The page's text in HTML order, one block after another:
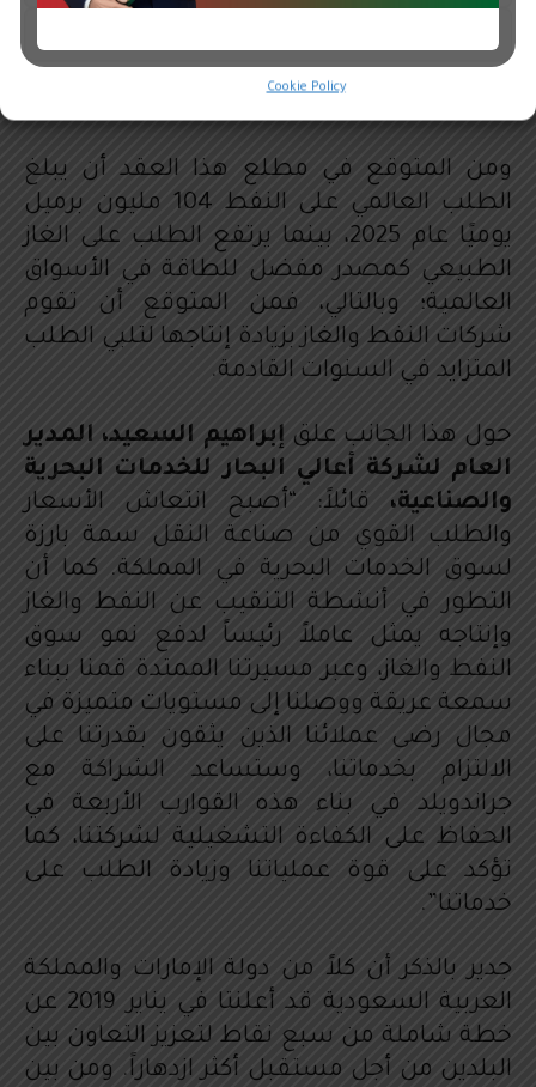
Cookie Policy
تعاوناً يستلهم من روح الشراكة بين كل من
الإمارات والسعودية”.
ومن المتوقع في مطلع هذا العقد أن يبلغ
الطلب العالمي على النفط 104 مليون برميل
يوميًا عام 2025، بينما يرتفع الطلب على الغاز
الطبيعي كمصدر مفضل للطاقة في الأسواق
العالمية؛ وبالتالي، فمن المتوقع أن تقوم
شركات النفط والغاز بزيادة إنتاجها لتلبي الطلب
المتزايد في السنوات القادمة.
حول هذا الجانب علق إبراهيم السعيد، المدير
العام لشركة أعالي البحار للخدمات البحرية
والصناعية، قائلاً: “أصبح انتعاش الأسعار
والطلب القوي من صناعة النقل سمة بارزة
لسوق الخدمات البحرية في المملكة. كما أن
التطور في أنشطة التنقيب عن النفط والغاز
وإنتاجه يمثل عاملاً رئيساً لدفع نمو سوق
النفط والغاز، وعبر مسيرتنا الممتدة قمنا ببناء
سمعة عريقة ووصلنا إلى مستويات متميزة في
مجال رضى عملائنا الذين يثقون بقدرتنا على
الالتزام بخدماتنا، وستساعد الشراكة مع
جراندويلد في بناء هذه القوارب الأربعة في
الحفاظ على الكفاءة التشغيلية لشركتنا، كما
تؤكد على قوة عملياتنا وزيادة الطلب على
خدماتنا”.
جدير بالذكر أن كلاً من دولة الإمارات والمملكة
العربية السعودية قد أعلنتا في يناير 2019 عن
خطة شاملة من سبع نقاط لتعزيز التعاون بين
البلدين من أجل مستقبل أكثر ازدهاراً. ومن بين